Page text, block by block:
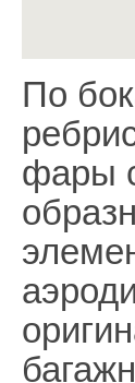
По
фары